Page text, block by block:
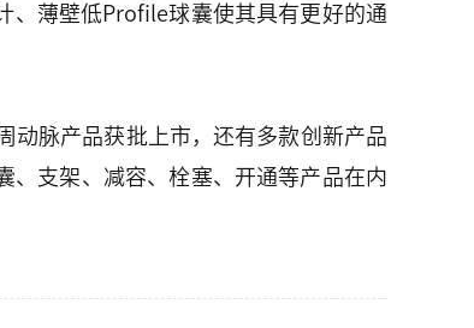
、薄壁低Profile球囊使其具有更好的通
动脉产品获批上市，还有多款创新产品
、支架、减容、栓塞、开通等产品在内